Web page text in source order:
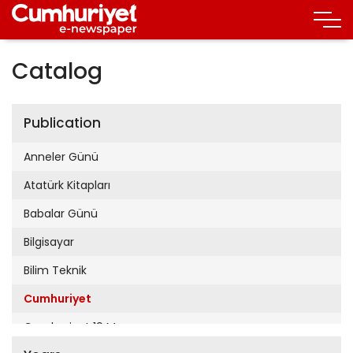
Catalog
Publication
Anneler Günü
Atatürk Kitapları
Babalar Günü
Bilgisayar
Bilim Teknik
Cumhuriyet
Cumhuriyet 19 Mayıs